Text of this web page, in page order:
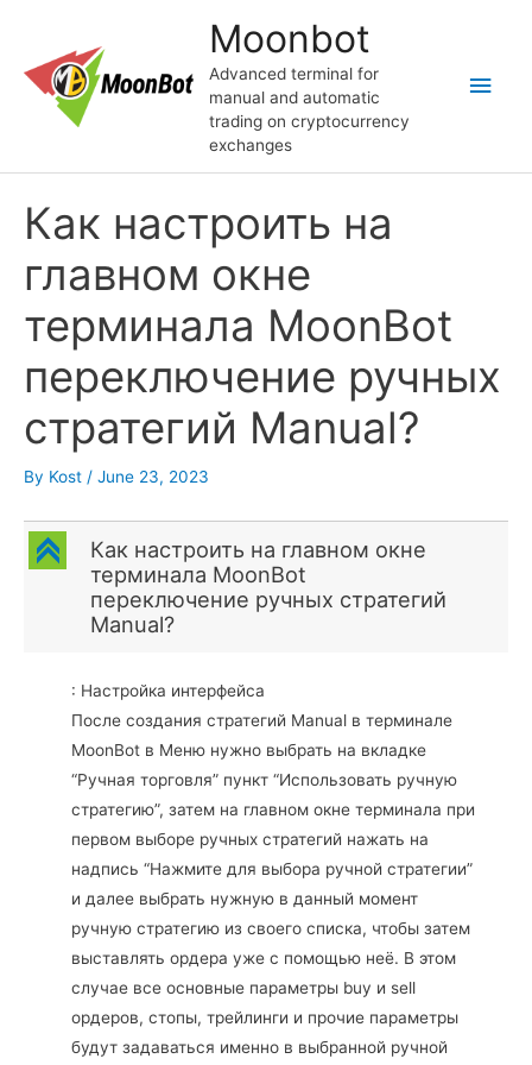
content
Moonbot
Advanced terminal for
manual and automatic
trading on cryptocurrency
exchanges
Main
Как настроить на
главном окне
терминала MoonBot
переключение ручных
стратегий Manual?
By Kost / June 23, 2023
C
Как настроить на главном окне
терминала MoonBot
переключение ручных стратегий
Manual?
: Настройка интерфейса
После создания стратегий Manual в терминале
MoonBot в Меню нужно выбрать на вкладке
“Ручная торговля” пункт “Использовать ручную
стратегию”, затем на главном окне терминала при
первом выборе ручных стратегий нажать на
надпись “Нажмите для выбора ручной стратегии”
и далее выбрать нужную в данный момент
ручную стратегию из своего списка, чтобы затем
выставлять ордера уже с помощью неё. В этом
случае все основные параметры buy и sell
ордеров, стопы, трейлинги и прочие параметры
будут задаваться именно в выбранной ручной